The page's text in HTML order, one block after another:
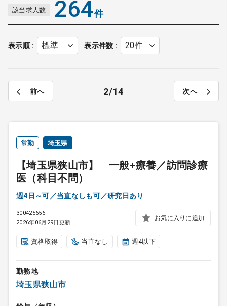
クリニック開業
お問合せ
該当求人数 264件
表示順 表示件数
前へ 2 14 次へ
常勤 埼玉県
【埼玉県狭山市】 一般+療養／訪問診療
医（科目不問）
週4日～可／当直なしも可／研究日あり
300425656
2026年06月29日更新
お気に入りに追加
資格取得 当直なし 週4以下
勤務地
埼玉県狭山市